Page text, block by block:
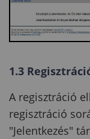
1.3
A regisztráció
regisztráció
"Jelentkezés"